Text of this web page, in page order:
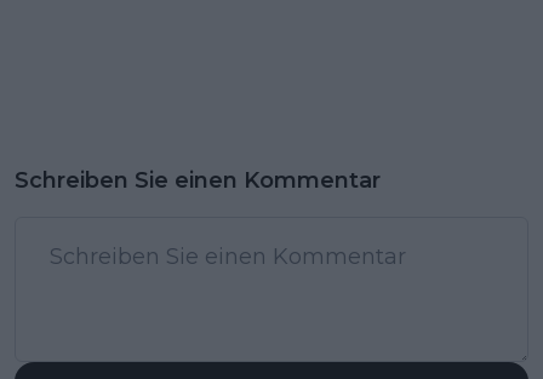
Schreiben Sie einen Kommentar